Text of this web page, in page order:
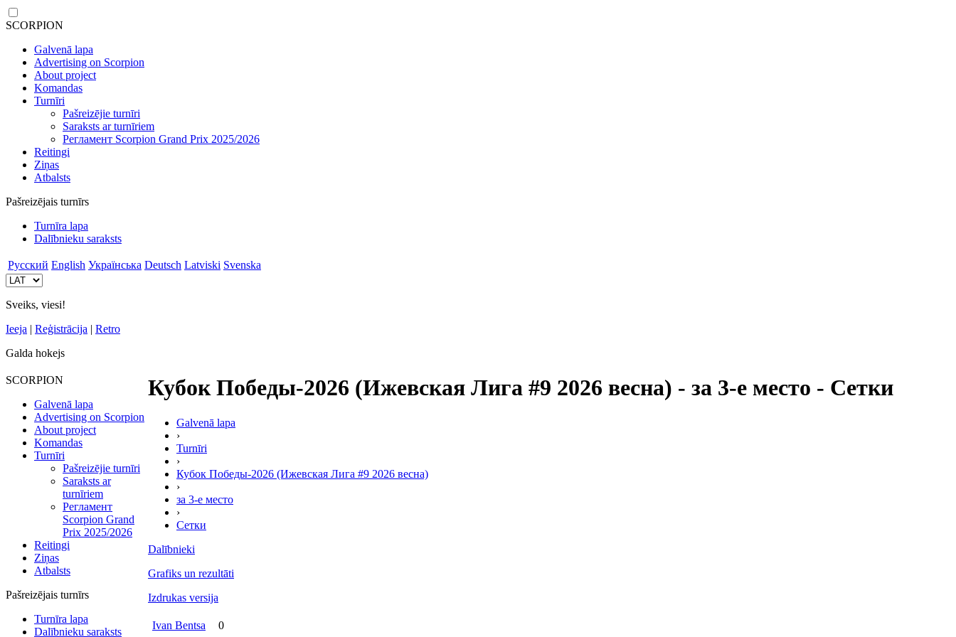
SCORPION
Galvenā lapa
Advertising on Scorpion
About project
Komandas
Turnīri
Pašreizējie turnīri
Saraksts ar turnīriem
Регламент Scorpion Grand Prix 2025/2026
Reitingi
Ziņas
Atbalsts
Pašreizējais turnīrs
Turnīra lapa
Dalībnieku saraksts
Русский English Українська Deutsch Latviski Svenska
Sveiks, viesi!
Ieeja | Reģistrācija | Retro
Galda hokejs
SCORPION
Galvenā lapa
Advertising on Scorpion
About project
Komandas
Turnīri
Pašreizējie turnīri
Saraksts ar
turnīriem
Регламент
Scorpion Grand
Prix 2025/2026
Reitingi
Ziņas
Atbalsts
Pašreizējais turnīrs
Turnīra lapa
Dalībnieku saraksts
Кубок Победы-2026 (Ижевская Лига #9 2026 весна) - за 3-е место - Сетки
Galvenā lapa
›
Turnīri
›
Кубок Победы-2026 (Ижевская Лига #9 2026 весна)
›
за 3-е место
›
Сетки
Dalībnieki
Grafiks un rezultāti
Izdrukas versija
Ivan Bentsa
0